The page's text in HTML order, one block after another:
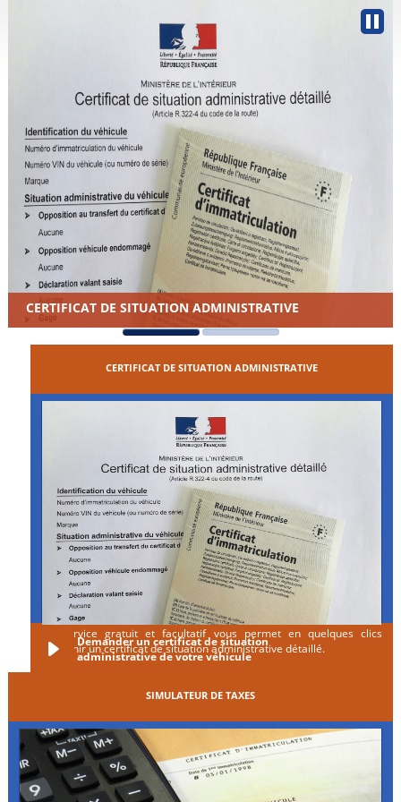
CERTIFICAT DE SITUATION ADMINISTRATIVE
CERTIFICAT DE SITUATION ADMINISTRATIVE
Ce service gratuit et facultatif vous permet en quelques clics
d'obtenir un certificat de situation administrative détaillé.
Demander un certificat de situation
administrative de votre véhicule
SIMULATEUR DE TAXES